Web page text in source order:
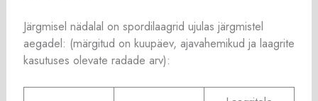
Järgmisel nädalal on spordilaagrid ujulas järgmistel
aegadel: (märgitud on kuupäev, ajavahemikud ja laagrite
kasutuses olevate radade arv):